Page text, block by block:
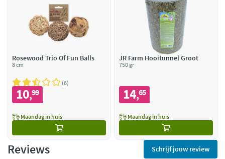
Rosewood Trio Of Fun Balls
8 cm
6
10,99
Maandag in huis
JR Farm Hooitunnel Groot
750 gr
14,65
Maandag in huis
Reviews Schrijf jouw review